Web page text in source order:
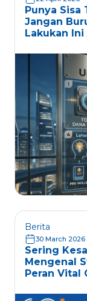
Punya Sisa
Jangan
Lakukan Ini
Berita
30 March 2026
Sering
Mengenal
Peran Vital